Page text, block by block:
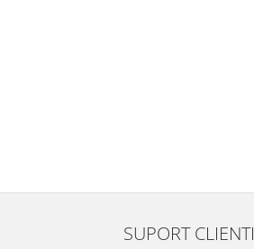
SUPORT CLIENTI